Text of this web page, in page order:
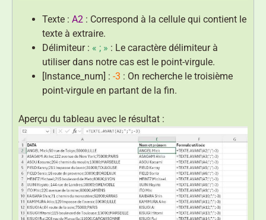
Texte : A2 : Correspond à la cellule qui contient le
texte à extraire.
Délimiteur : « ; » : Le caractère délimiteur à
utiliser dans notre cas est le point-virgule.
[Instance_num] : -3 : On recherche le troisième
point-virgule en partant de la fin.
Aperçu du tableau avec le résultat :